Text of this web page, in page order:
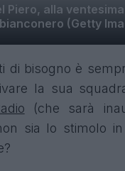
Piero, alla
bianconero (Getty
di bisogno è
la sua
(che sarà
sia lo stimolo